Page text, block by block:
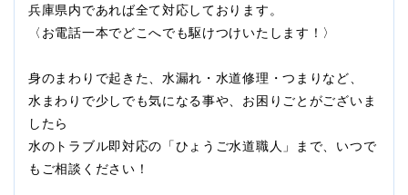
兵庫県内であれば全て対応しております。
〈お電話一本でどこへでも駆けつけいたします！〉
身のまわりで起きた、水漏れ・水道修理・つまりなど、
水まわりで少しでも気になる事や、お困りごとがございま
したら
水のトラブル即対応の「ひょうご水道職人」まで、いつで
もご相談ください！